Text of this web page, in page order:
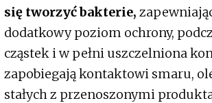
się tworzyć bakterie,
dodatkowy poziom ochrony,
cząstek i w pełni uszczelniona
zapobiegają kontaktowi smaru,
stałych z przenoszonymi